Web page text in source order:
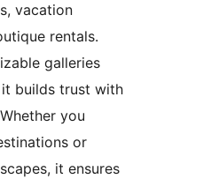
vacation
rentals.
galleries
builds trust with
you
or
it ensures